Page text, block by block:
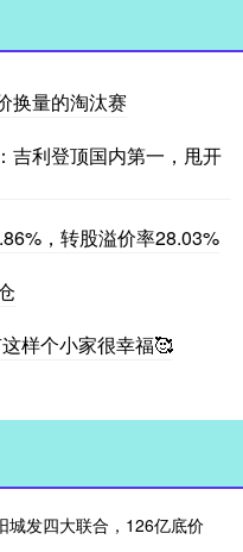
换量的淘汰赛
吉利登顶国内第一，甩开
，转股溢价率28.03%
样个小家很幸福🥰